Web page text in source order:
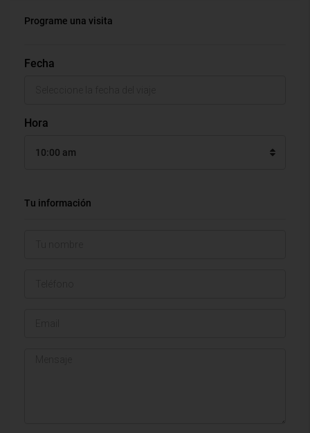
Programe una visita
Fecha
Hora
10:00 am
Tu información